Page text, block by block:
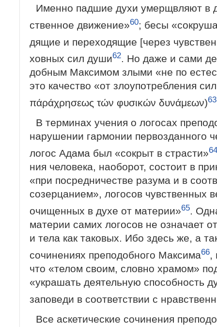
Именно падшие духи умерщвляют в
ственное движение»60; бесы
дящие и переходящие [через
ховных сил души62. Но даже и сами
добным Максимом злыми «не по
это качество «от злоупотребления
πάράχρησεως τών φυσικών δυνάμεων)63
В терминах учения о логосах
нарушении гармонии первозданного
логос Адама был «сокрыт в страсти»64
ния человека, наоборот, состоит в
«при посредничестве разума и в
созерца­нием», логосов чувственных
очищенных в духе от материи»65.
материи самих логосов не означает
и тела как таковых. Ибо здесь же, а
сочинениях преподобного Максима66,
что «телом своим, словно храмом»
«украшать деятельную способность
заповеди в соответствии с
Все аскетические сочинения